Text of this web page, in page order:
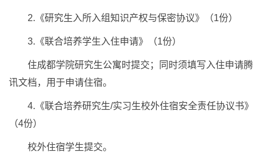
2.《研究生入所入组知识产权与保密协议》（1份）
3.《联合培养学生入住申请》（1份）
住成都学院研究生公寓时提交；同时须填写入住申请腾
讯文档，用于申请住宿。
4.《联合培养研究生/实习生校外住宿安全责任协议书》
（4份）
校外住宿学生提交。